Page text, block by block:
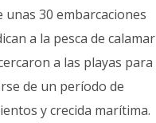
unas 30 embarcaciones
a la pesca de calamar
a las playas para
de un período de
y crecida marítima.